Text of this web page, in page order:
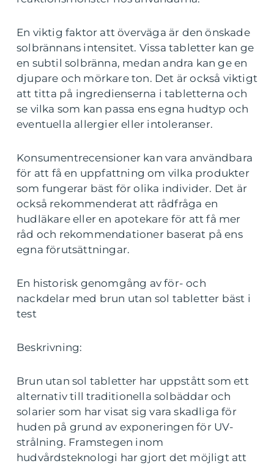
En viktig faktor att överväga är den önskade
solbrännans intensitet. Vissa tabletter kan ge
en subtil solbränna, medan andra kan ge en
djupare och mörkare ton. Det är också viktigt
att titta på ingredienserna i tabletterna och
se vilka som kan passa ens egna hudtyp och
eventuella allergier eller intoleranser.
Konsumentrecensioner kan vara användbara
för att få en uppfattning om vilka produkter
som fungerar bäst för olika individer. Det är
också rekommenderat att rådfråga en
hudläkare eller en apotekare för att få mer
råd och rekommendationer baserat på ens
egna förutsättningar.
En historisk genomgång av för- och
nackdelar med brun utan sol tabletter bäst i
test
Beskrivning:
Brun utan sol tabletter har uppstått som ett
alternativ till traditionella solbäddar och
solarier som har visat sig vara skadliga för
huden på grund av exponeringen för UV-
strålning. Framstegen inom
hudvårdsteknologi har gjort det möjligt att